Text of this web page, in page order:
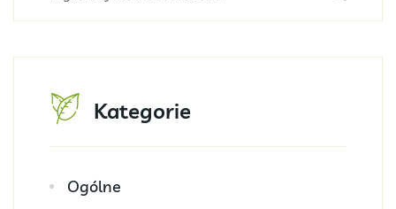
Kategorie
Ogólne